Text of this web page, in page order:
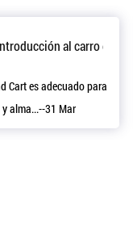
al carro de
Cart es adecuado para
alma...--31 Mar